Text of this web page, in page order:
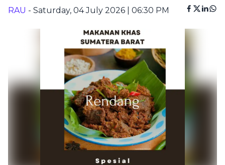
RAU - Saturday, 04 July 2026 | 06:30 PM